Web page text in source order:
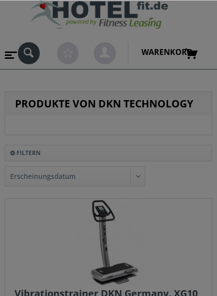
WARENKORB
PRODUKTE VON DKN TECHNOLOGY
FILTERN
Vibrationstrainer DKN Germany. XG10